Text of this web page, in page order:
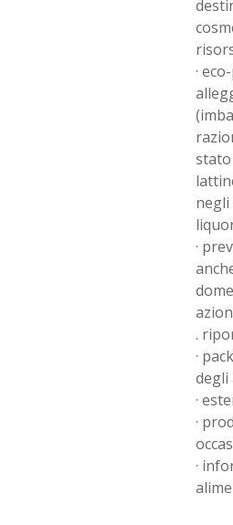
·
stato
negli
·
.
·
degli
·
·
·